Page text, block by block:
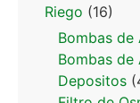
Riego (16)
Bombas de
Bombas de
Depositos